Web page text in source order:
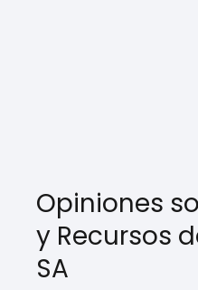
Opiniones
y Recursos
SA